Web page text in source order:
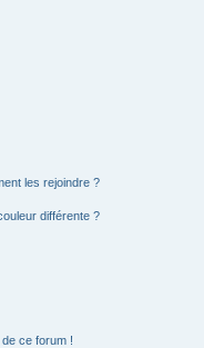
les rejoindre ?
différente ?
de ce forum !